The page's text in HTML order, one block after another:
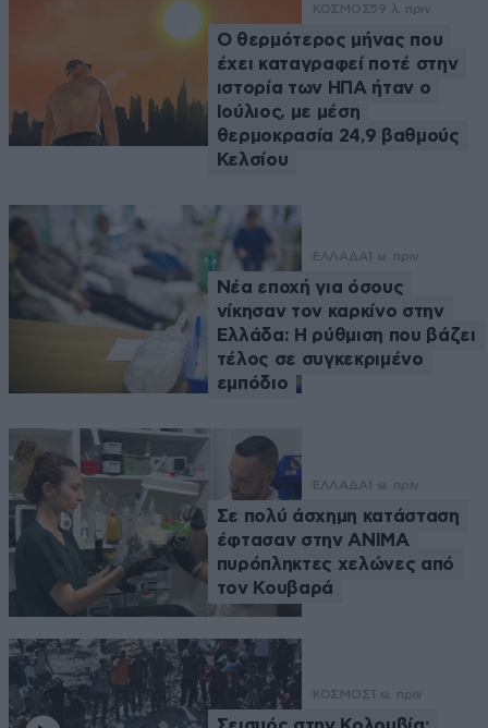
ΚΟΣΜΟΣ59 λ. πριν
Ο θερμότερος μήνας που
έχει καταγραφεί ποτέ στην
ιστορία των ΗΠΑ ήταν ο
Ιούλιος, με μέση
θερμοκρασία 24,9 βαθμούς
Κελσίου
ΕΛΛΑΔΑ 1 ω. πριν
Νέα εποχή για όσους
νίκησαν τον καρκίνο στην
Ελλάδα: Η ρύθμιση που βάζει
τέλος σε συγκεκριμένο
εμπόδιο
ΕΛΛΑΔΑ 1 ω. πριν
Σε πολύ άσχημη κατάσταση
έφτασαν στην ΑΝΙΜΑ
πυρόπληκτες χελώνες από
τον Κουβαρά
ΚΟΣΜΟΣ 1 ω. πριν